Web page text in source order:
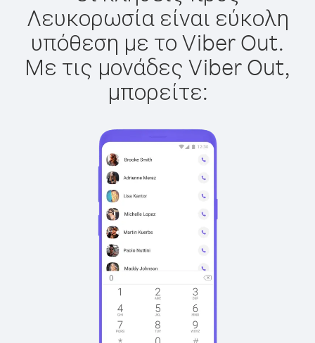
Λευκορωσία είναι εύκολη
υπόθεση με το Viber Out.
Με τις μονάδες Viber Out,
μπορείτε: